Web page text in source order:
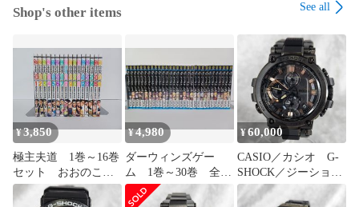
●こちらの商品は埼玉県からの発送となります。
●なお、土・日・祝日はメール返信・発送等はしておりませ
ん。
予めご了承ください。
【管理番号】WS538-003
Shop's other items See all
¥3,850
極主夫道 1巻～16巻
セット おおのこう
すけ 【B0019-001】
■13
¥4,980
ダーウィンズゲー
ム 1巻～30巻 全巻
セット
FLIPFLOPs
¥60,000
CASIO／カシオ G-
SHOCK／ジーショッ
ク MT-G MTG-
B1000 Formless太